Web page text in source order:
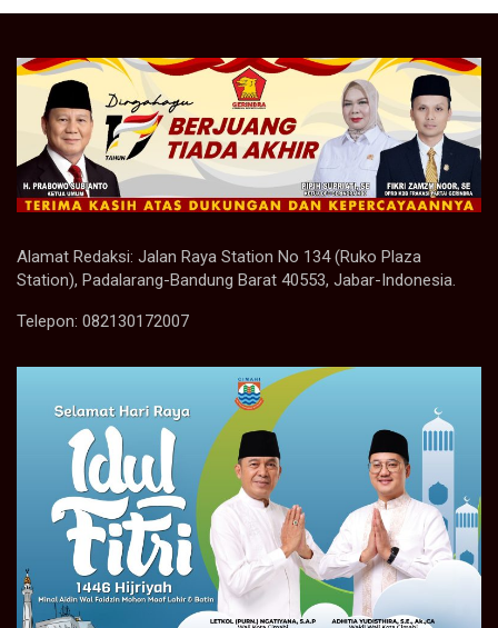
Alamat Redaksi: Jalan Raya Station No 134 (Ruko Plaza
Station), Padalarang-Bandung Barat 40553, Jabar-Indonesia.
Telepon: 082130172007